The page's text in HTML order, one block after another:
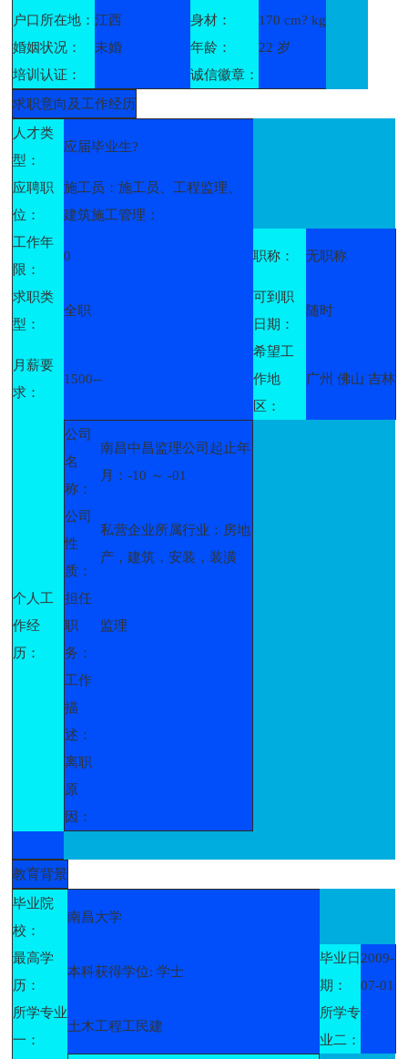
户口所在地：江西 身材：
170 cm? kg
婚姻状况：
未婚 年龄：
22 岁
培训认证：
诚信徽章：
求职意向及工作经历
人才类
型：
应届毕业生?
应聘职
位：
施工员：施工员、工程监理、
建筑施工管理：
工作年
限：
0 职称： 无职称
求职类
型：
全职
可到职
日期：
随时
月薪要
求：
1500--
希望工
作地
区：
广州 佛山 吉林
个人工
作经
历：
公司
名
称：
南昌中昌监理公司起止年
月：-10 ～ -01
公司
性
质：
私营企业所属行业：房地
产，建筑，安装，装潢
担任
职
务：
监理
工作
描
述：
离职
原
因：
教育背景
毕业院
校：
南昌大学
最高学
历：
本科获得学位: 学士
毕业日
期：
2009-
07-01
所学专业
一：
土木工程工民建
所学专
业二：